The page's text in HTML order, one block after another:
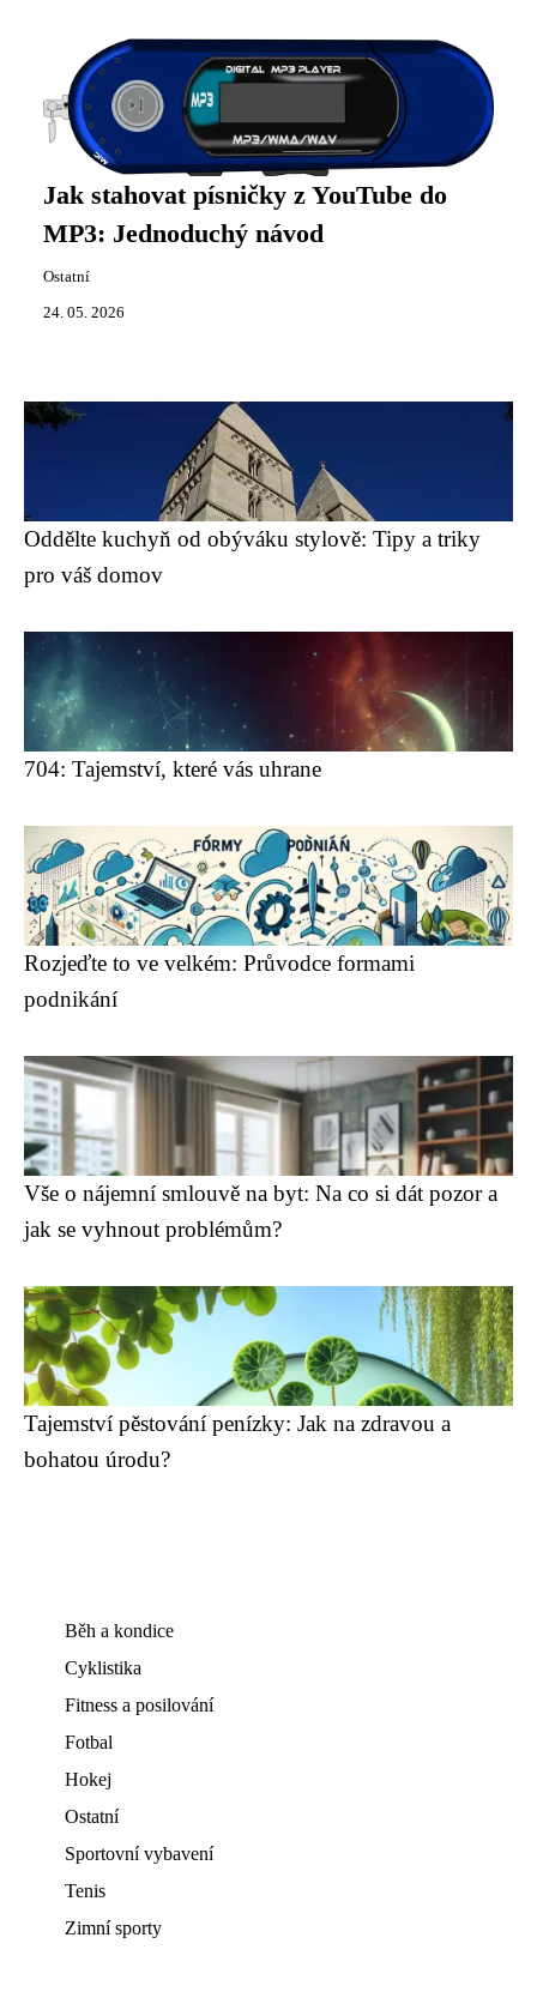
Jak stahovat písničky z YouTube do
MP3: Jednoduchý návod
Ostatní
24. 05. 2026
Oddělte kuchyň od obýváku stylově: Tipy a triky
pro váš domov
704: Tajemství, které vás uhrane
Rozjeďte to ve velkém: Průvodce formami
podnikání
Vše o nájemní smlouvě na byt: Na co si dát pozor a
jak se vyhnout problémům?
Tajemství pěstování penízky: Jak na zdravou a
bohatou úrodu?
Běh a kondice
Cyklistika
Fitness a posilování
Fotbal
Hokej
Ostatní
Sportovní vybavení
Tenis
Zimní sporty